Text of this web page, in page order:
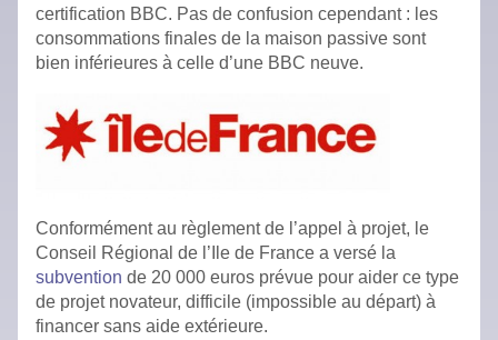
certification BBC. Pas de confusion cependant : les
consommations finales de la maison passive sont
bien inférieures à celle d’une BBC neuve.
Conformément au règlement de l’appel à projet, le
Conseil Régional de l’Ile de France a versé la
subvention de 20 000 euros prévue pour aider ce type
de projet novateur, difficile (impossible au départ) à
financer sans aide extérieure.